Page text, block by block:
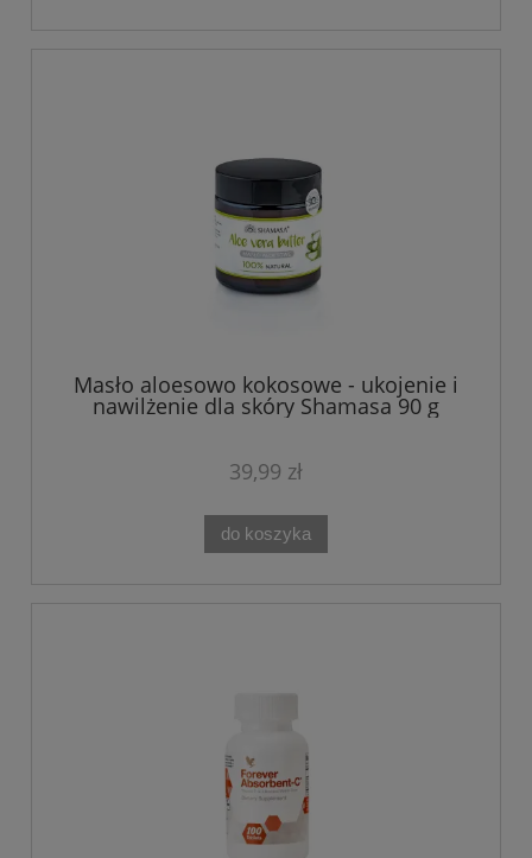
Masło aloesowo kokosowe - ukojenie i
nawilżenie dla skóry Shamasa 90 g
39,99 zł
do koszyka